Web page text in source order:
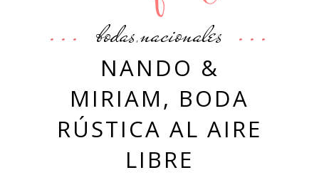
bodas,nacionales
NANDO &
MIRIAM, BODA
RÚSTICA AL AIRE
LIBRE